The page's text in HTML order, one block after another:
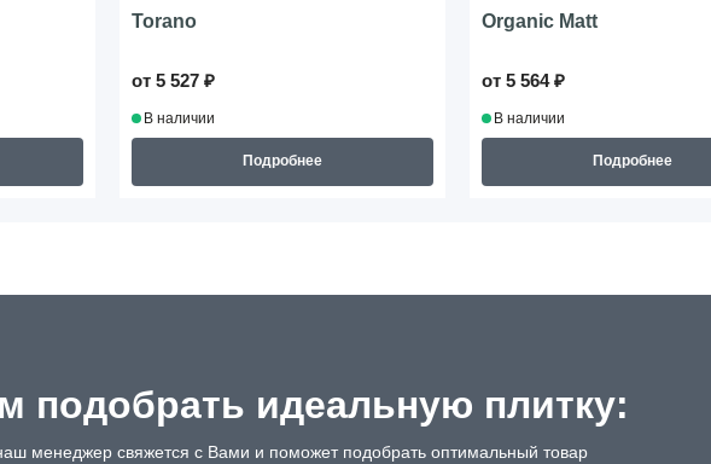
Torano
от 5 527 ₽
В наличии
Подробнее
Organic Matt
от 5 564 ₽
В наличии
Подробнее
подобрать идеальную плитку:
менеджер свяжется с Вами и поможет подобрать оптимальный товар